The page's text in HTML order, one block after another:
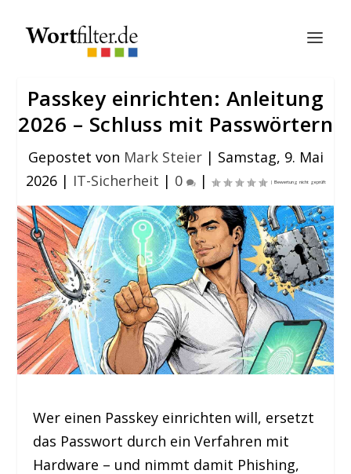
Passkey einrichten: Anleitung
2026 – Schluss mit Passwörtern
Gepostet von Mark Steier| Samstag, 9. Mai
2026| IT-Sicherheit | 0 |
Wer einen Passkey einrichten will, ersetzt
das Passwort durch ein Verfahren mit
Hardware – und nimmt damit Phishing,